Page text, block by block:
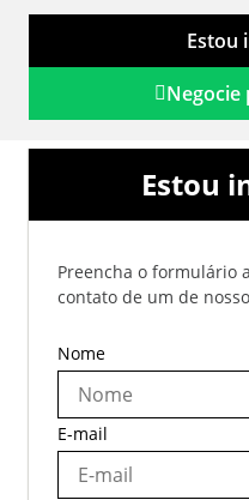
Estou
Negocie
Estou
Preencha o formulário
contato de um de
Nome
E-mail